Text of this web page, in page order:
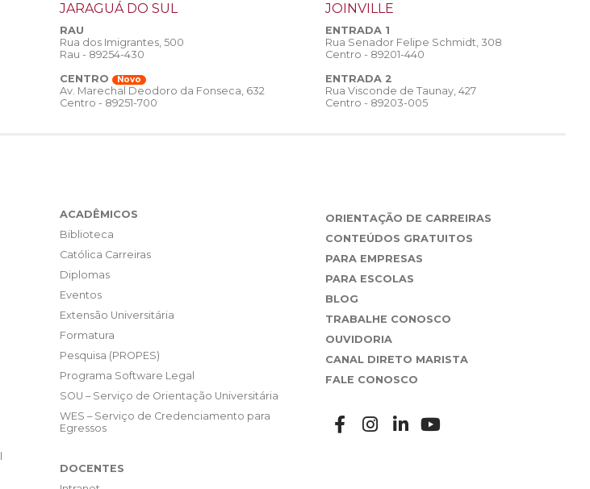
JARAGUÁ DO SUL
RAU
Rua dos Imigrantes, 500
Rau - 89254-430
CENTRO
Novo
Av. Marechal Deodoro da Fonseca, 632
Centro - 89251-700
JOINVILLE
ENTRADA 1
Rua Senador Felipe Schmidt, 308
Centro - 89201-440
ENTRADA 2
Rua Visconde de Taunay, 427
Centro - 89203-005
ACADÊMICOS
Biblioteca
Católica Carreiras
Diplomas
Eventos
Extensão Universitária
Formatura
Pesquisa (PROPES)
Programa Software Legal
SOU – Serviço de Orientação Universitária
WES – Serviço de Credenciamento para
Egressos
DOCENTES
ORIENTAÇÃO DE CARREIRAS
CONTEÚDOS GRATUITOS
PARA EMPRESAS
PARA ESCOLAS
BLOG
TRABALHE CONOSCO
OUVIDORIA
CANAL DIRETO MARISTA
FALE CONOSCO